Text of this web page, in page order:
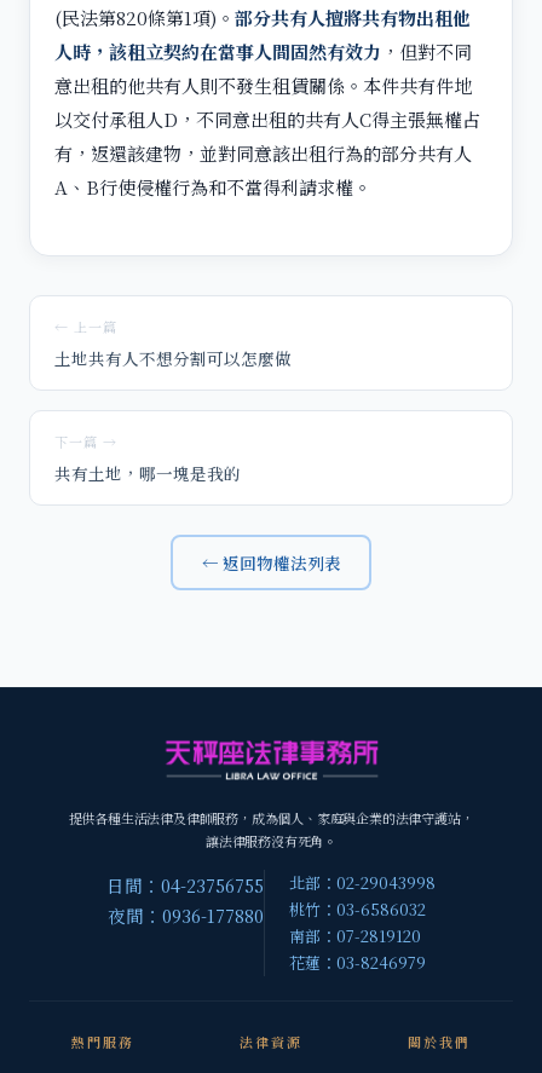
(民法第820條第1項)。 部分共有人擅將共有物出租他
人時，該租立契約在當事人間固然有效力 ，但對不同
意出租的他共有人則不發生租賃關係。本件共有件地
以交付承租人D，不同意出租的共有人C得主張無權占
有，返還該建物，並對同意該出租行為的部分共有人
A、B行使侵權行為和不當得利請求權。
← 上一篇
土地共有人不想分割可以怎麼做
下一篇 →
共有土地，哪一塊是我的
← 返回物權法列表
提供各種生活法律及律師服務，成為個人、家庭與企業的法律守護站，
讓法律服務沒有死角。
日間：04-23756755
夜間：0936-177880
北部：02-29043998
桃竹：03-6586032
南部：07-2819120
花蓮：03-8246979
熱門服務 法律資源 關於我們